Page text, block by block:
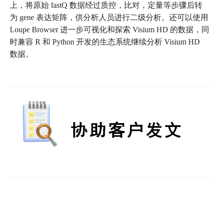
上，将原始 fastQ 数据经过质控，比对，定量等步骤后转
为 gene 表达矩阵，供分析人员进行二级分析。还可以使用
Loupe Browser 进一步可视化和探索 Visium HD 的数据，同
时兼容 R 和 Python 开发的生态系统继续分析 Visium HD
数据。